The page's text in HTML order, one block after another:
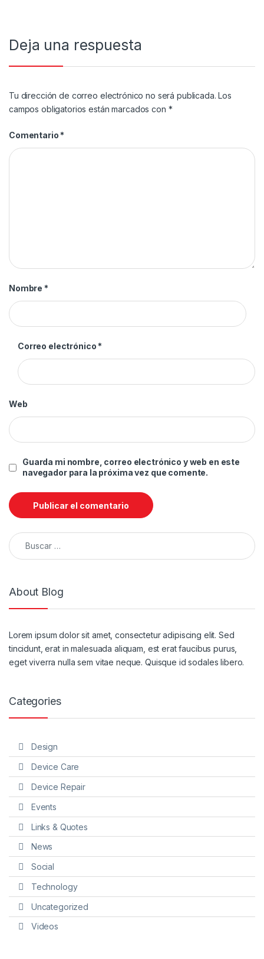
Deja una respuesta
Tu dirección de correo electrónico no será publicada. Los
campos obligatorios están marcados con *
Comentario *
Nombre *
Correo electrónico *
Web
Guarda mi nombre, correo electrónico y web en este
navegador para la próxima vez que comente.
Buscar:
About Blog
Lorem ipsum dolor sit amet, consectetur adipiscing elit. Sed
tincidunt, erat in malesuada aliquam, est erat faucibus purus,
eget viverra nulla sem vitae neque. Quisque id sodales libero.
Categories
Design
Device Care
Device Repair
Events
Links & Quotes
News
Social
Technology
Uncategorized
Videos